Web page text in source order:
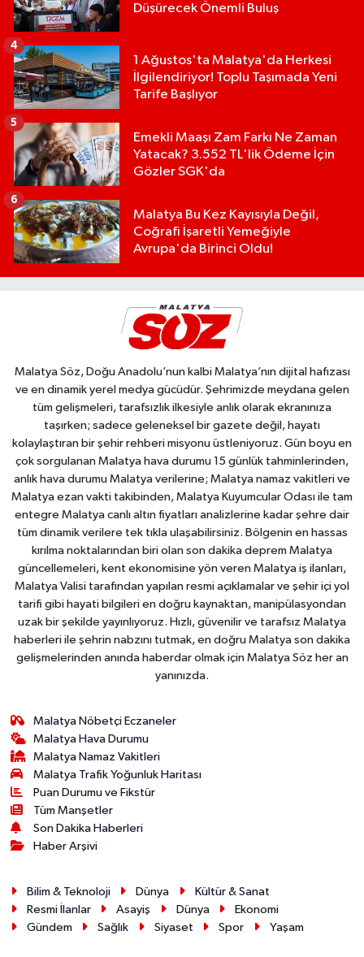
Düşürecek Önemli Buluş
1 Ağustos'ta Malatya'da Herkesi
İlgilendiriyor! Toplu Taşımada Yeni
Tarife Başlıyor
4
Emekli Maaşı Zam Farkı Ne Zaman
Yatacak? 3.552 TL'lik Ödeme İçin
Gözler SGK'da
5
Malatya Bu Kez Kayısıyla Değil,
Coğrafi İşaretli Yemeğiyle
Avrupa'da Birinci Oldu!
6
Malatya Söz, Doğu Anadolu’nun kalbi Malatya’nın dijital hafızası
ve en dinamik yerel medya gücüdür. Şehrimizde meydana gelen
tüm gelişmeleri, tarafsızlık ilkesiyle anlık olarak ekranınıza
taşırken; sadece geleneksel bir gazete değil, hayatı
kolaylaştıran bir şehir rehberi misyonu üstleniyoruz. Gün boyu en
çok sorgulanan Malatya hava durumu 15 günlük tahminlerinden,
anlık hava durumu Malatya verilerine; Malatya namaz vakitleri ve
Malatya ezan vakti takibinden, Malatya Kuyumcular Odası ile tam
entegre Malatya canlı altın fiyatları analizlerine kadar şehre dair
tüm dinamik verilere tek tıkla ulaşabilirsiniz. Bölgenin en hassas
kırılma noktalarından biri olan son dakika deprem Malatya
güncellemeleri, kent ekonomisine yön veren Malatya iş ilanları,
Malatya Valisi tarafından yapılan resmi açıklamalar ve şehir içi yol
tarifi gibi hayati bilgileri en doğru kaynaktan, manipülasyondan
uzak bir şekilde yayınlıyoruz. Hızlı, güvenilir ve tarafsız Malatya
haberleri ile şehrin nabzını tutmak, en doğru Malatya son dakika
gelişmelerinden anında haberdar olmak için Malatya Söz her an
yanınızda.
Malatya Nöbetçi Eczaneler
Malatya Hava Durumu
Malatya Namaz Vakitleri
Malatya Trafik Yoğunluk Haritası
Puan Durumu ve Fikstür
Tüm Manşetler
Son Dakika Haberleri
Haber Arşivi
Bilim & Teknoloji Dünya
Kültür & Sanat
Resmi İlanlar
Asayiş Dünya
Ekonomi
Gündem
Sağlık Siyaset Spor Yaşam